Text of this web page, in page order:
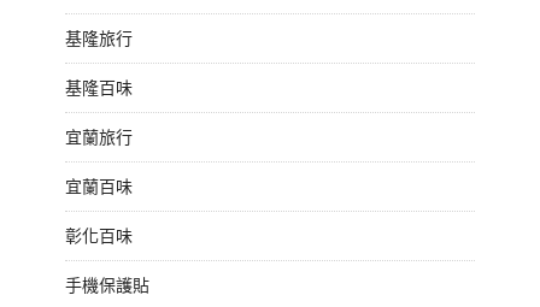
基隆旅行
基隆百味
宜蘭旅行
宜蘭百味
彰化百味
手機保護貼